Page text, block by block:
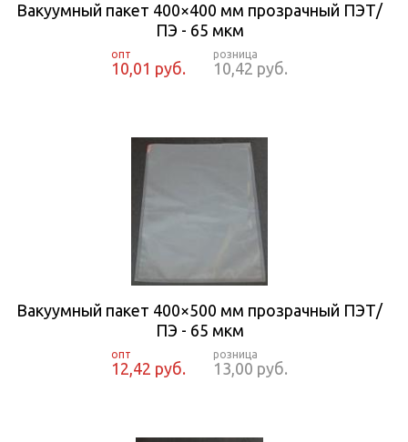
Вакуумный пакет 400×400 мм прозрачный ПЭТ/
ПЭ - 65 мкм
10,01 руб. 10,42 руб.
Вакуумный пакет 400×500 мм прозрачный ПЭТ/
ПЭ - 65 мкм
12,42 руб. 13,00 руб.